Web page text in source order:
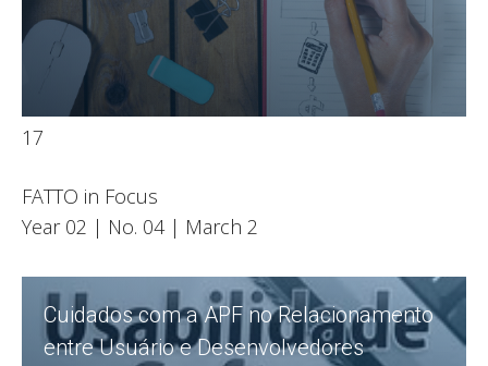
17
FATTO in Focus
Year 02 | No. 04 | March 2
Cuidados com a APF no Relacionamento
entre Usuário e Desenvolvedores